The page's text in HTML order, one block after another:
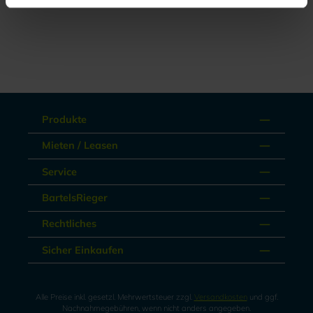
Produkte
Mieten / Leasen
Service
BartelsRieger
Rechtliches
Sicher Einkaufen
Alle Preise inkl. gesetzl. Mehrwertsteuer zzgl. Versandkosten und ggf.
Nachnahmegebühren, wenn nicht anders angegeben.